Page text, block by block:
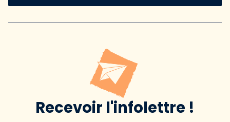
Recevoir l'infolettre !